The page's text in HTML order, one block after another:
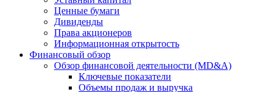
Ценные бумаги
Дивиденды
Права акционеров
Информационная открытость
Финансовый обзор
Обзор финансовой деятельности (MD&A)
Ключевые показатели
Объемы продаж и выручка